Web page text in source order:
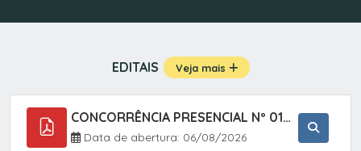
EDITAIS Veja mais
CONCORRÊNCIA PRESENCIAL Nº 019/2025 - PAVIMENTAÇÃO ASFÁLTICA EM TRECHO DA RUA 2 NO BAIRRO VILA SOARES NO MUNICÍPIO DE SETE BARRAS/SP.
Data de abertura: 06/08/2026